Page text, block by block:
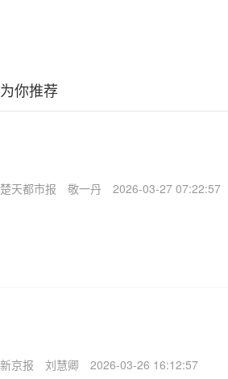
为你推荐
楚天都市报 敬一丹 2026-03-27 07:22:57
新京报 刘慧卿 2026-03-26 16:12:57